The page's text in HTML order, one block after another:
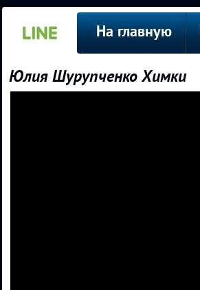
На главную
Юлия Шурупченко Химки